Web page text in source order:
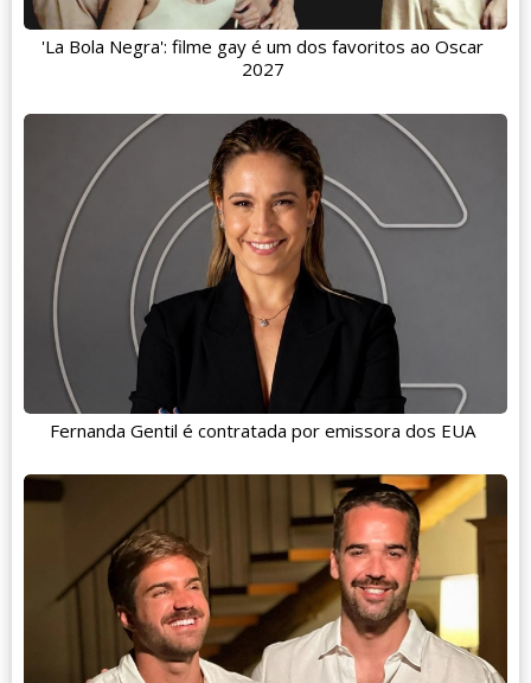
'La Bola Negra': filme gay é um dos favoritos ao Oscar
2027
Fernanda Gentil é contratada por emissora dos EUA